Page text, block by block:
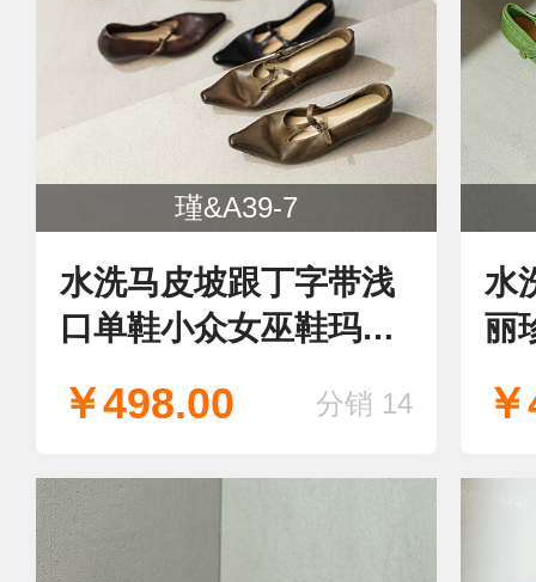
瑾&A39-7
水洗马皮坡跟丁字带浅
口单鞋小众女巫鞋玛丽
￥498.00 分销 14
水
丽